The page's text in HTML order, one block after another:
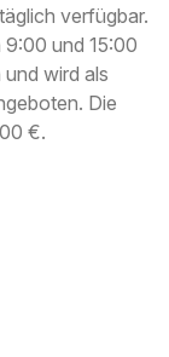
verfügbar.
und 15:00
wird als
Die
€.